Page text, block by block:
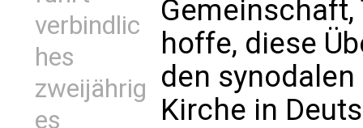
verbindlic
hes
zweijährig
es
hoffe, diese
den
Kirche in